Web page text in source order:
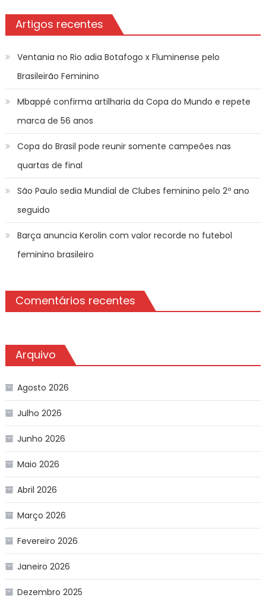
Artigos recentes
Ventania no Rio adia Botafogo x Fluminense pelo
Brasileirão Feminino
Mbappé confirma artilharia da Copa do Mundo e repete
marca de 56 anos
Copa do Brasil pode reunir somente campeões nas
quartas de final
São Paulo sedia Mundial de Clubes feminino pelo 2º ano
seguido
Barça anuncia Kerolin com valor recorde no futebol
feminino brasileiro
Comentários recentes
Arquivo
Agosto 2026
Julho 2026
Junho 2026
Maio 2026
Abril 2026
Março 2026
Fevereiro 2026
Janeiro 2026
Dezembro 2025